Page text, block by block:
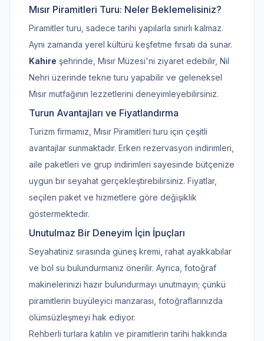
Mısır Piramitleri Turu: Neler Beklemelisiniz?
Piramitler turu, sadece tarihi yapılarla sınırlı kalmaz.
Aynı zamanda yerel kültürü keşfetme fırsatı da sunar.
Kahire şehrinde, Mısır Müzesi'ni ziyaret edebilir, Nil
Nehri üzerinde tekne turu yapabilir ve geleneksel
Mısır mutfağının lezzetlerini deneyimleyebilirsiniz.
Turun Avantajları ve Fiyatlandırma
Turizm firmamız, Mısır Piramitleri turu için çeşitli
avantajlar sunmaktadır. Erken rezervasyon indirimleri,
aile paketleri ve grup indirimleri sayesinde bütçenize
uygun bir seyahat gerçekleştirebilirsiniz. Fiyatlar,
seçilen paket ve hizmetlere göre değişiklik
göstermektedir.
Unutulmaz Bir Deneyim İçin İpuçları
Seyahatiniz sırasında güneş kremi, rahat ayakkabılar
ve bol su bulundurmanız önerilir. Ayrıca, fotoğraf
makinelerinizi hazır bulundurmayı unutmayın; çünkü
piramitlerin büyüleyici manzarası, fotoğraflarınızda
ölümsüzleşmeyi hak ediyor.
Rehberli turlara katılın ve piramitlerin tarihi hakkında